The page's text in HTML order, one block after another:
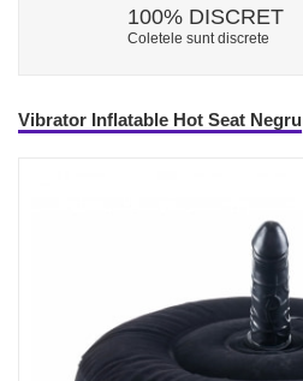
100% DISCRET
Coletele sunt discrete
Vibrator Inflatable Hot Seat Negru